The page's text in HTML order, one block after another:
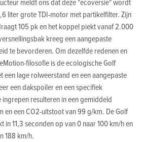
liter grote TDI-motor met partikelfilter. Zijn
105 pk en het koppel piekt vanaf 2.000
kreeg een aangepaste
te bevorderen. Om dezelfde redenen en
filosofie is de ecologische Golf
een lage rolweerstand en een aangepaste
een dakspoiler en een specifiek
resulteren in een gemiddeld
en een CO2-uitstoot van 99 g/km. De Golf
in 11,3 seconden op van 0 naar 100 km/h en
188 km/h.